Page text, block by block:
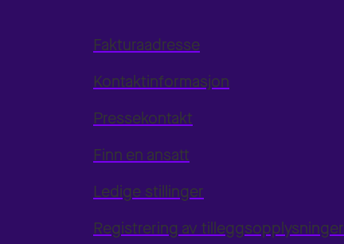
Fakturaadresse
Kontaktinformasjon
Pressekontakt
Finn en ansatt
Ledige stillinger
Registrering av tilleggsopplysninger